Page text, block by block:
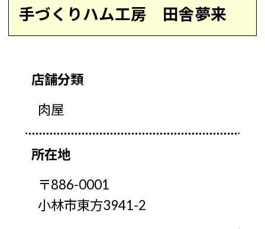
手づくりハム工房 田舎夢来
店舗分類
肉屋
所在地
〒886-0001
小林市東方3941-2